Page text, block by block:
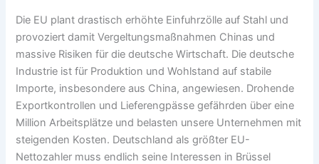
Parlamentarische Versammlung
Meine Themen
Verbandsversammlung Rhein-Neckar-
Kreis
Kreistag
Baden-Württemberg
Heimatliebe
Wofür ich mich einsetze
Kontakt
Die EU plant drastisch erhöhte Einfuhrzölle auf Stahl und
provoziert damit Vergeltungsmaßnahmen Chinas und
massive Risiken für die deutsche Wirtschaft. Die deutsche
Industrie ist für Produktion und Wohlstand auf stabile
Importe, insbesondere aus China, angewiesen. Drohende
Exportkontrollen und Lieferengpässe gefährden über eine
Million Arbeitsplätze und belasten unsere Unternehmen mit
steigenden Kosten. Deutschland als größter EU-
Nettozahler muss endlich seine Interessen in Brüssel